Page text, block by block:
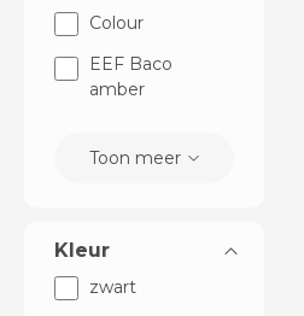
Colour
EEF Baco
amber
Toon meer
Kleur
zwart